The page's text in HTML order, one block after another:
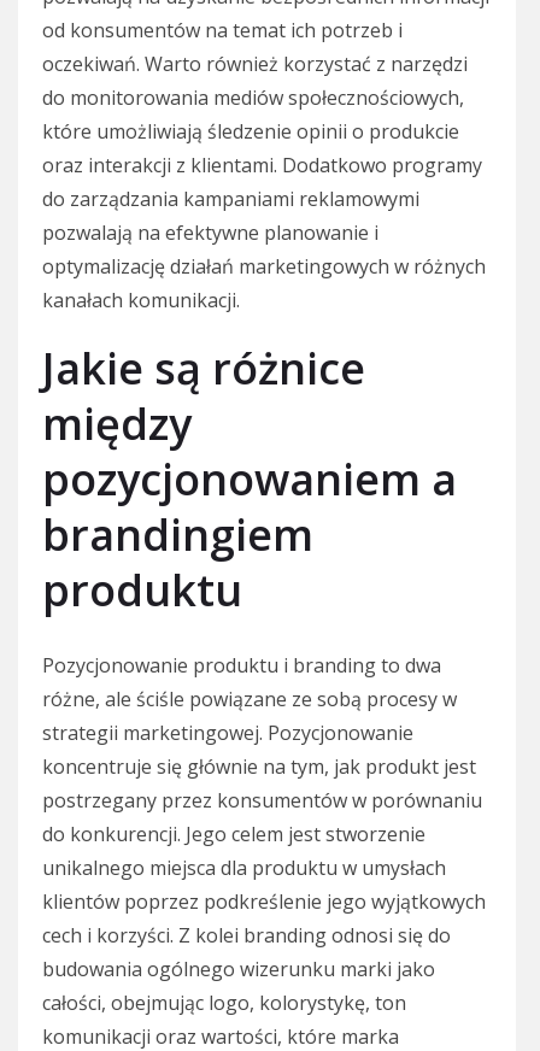
od konsumentów na temat ich potrzeb i
oczekiwań. Warto również korzystać z narzędzi
do monitorowania mediów społecznościowych,
które umożliwiają śledzenie opinii o produkcie
oraz interakcji z klientami. Dodatkowo programy
do zarządzania kampaniami reklamowymi
pozwalają na efektywne planowanie i
optymalizację działań marketingowych w różnych
kanałach komunikacji.
Jakie są różnice
między
pozycjonowaniem a
brandingiem
produktu
Pozycjonowanie produktu i branding to dwa
różne, ale ściśle powiązane ze sobą procesy w
strategii marketingowej. Pozycjonowanie
koncentruje się głównie na tym, jak produkt jest
postrzegany przez konsumentów w porównaniu
do konkurencji. Jego celem jest stworzenie
unikalnego miejsca dla produktu w umysłach
klientów poprzez podkreślenie jego wyjątkowych
cech i korzyści. Z kolei branding odnosi się do
budowania ogólnego wizerunku marki jako
całości, obejmując logo, kolorystykę, ton
komunikacji oraz wartości, które marka